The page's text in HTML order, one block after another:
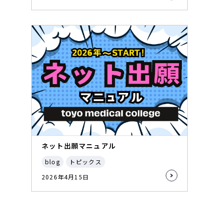
ネット出願マニュアル
blog
トピックス
2026年4月15日